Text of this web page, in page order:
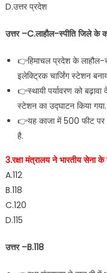
D.उत्तर प्रदेश
उत्तर –C.लाहौल-स्पीति जिले के
👉हिमाचल प्रदेश के लाहौल-
इलेक्ट्रिक चार्जिंग स्टेशन
👉स्थायी पर्यावरण को
स्टेशन का उद्घाटन किया गया.
👉यह काजा में 500 फीट पर
है.
3.रक्षा मंत्रालय ने भारतीय सेना
A.112
B.118
C.120
D.115
उत्तर –B.118